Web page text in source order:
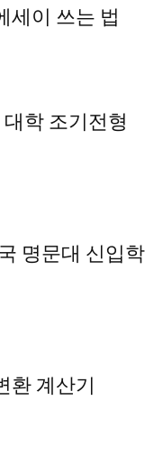
세이 쓰는 법
학 조기전형
명문대 신입학
환 계산기